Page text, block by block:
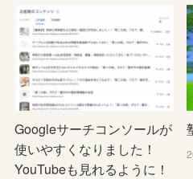
Googleサーチコンソールが
使いやすくなりました！
YouTubeも見れるように！